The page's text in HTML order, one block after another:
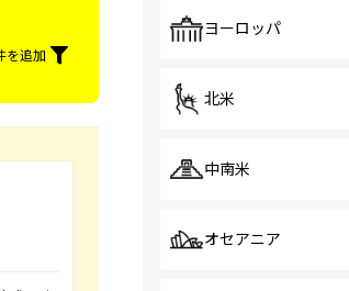
を追加
ヨーロッパ
北米
中南米
オセアニア